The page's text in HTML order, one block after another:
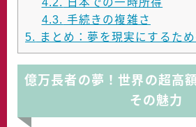
4.2.
日本での一時所得
4.3. 手続きの複雑さ
5. まとめ：夢を現実にするた
億万長者の夢！世界の超高
その魅力